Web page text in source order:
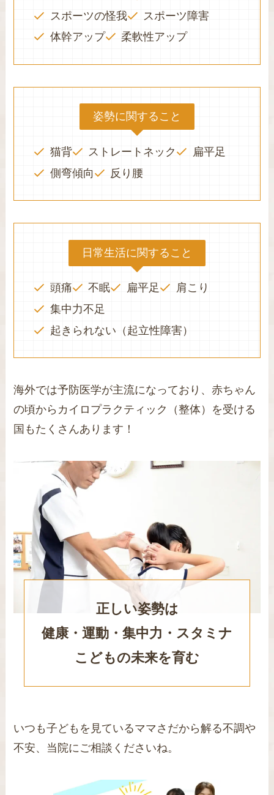
スポーツの怪我
スポーツ障害
体幹アップ
柔軟性アップ
姿勢に関すること
猫背 ストレートネック
扁平足
側弯傾向
反り腰
日常生活に関すること
頭痛 不眠 扁平足
肩こり
集中力不足
起きられない（起立性障害）
海外では予防医学が主流になっており、赤ちゃん
の頃からカイロプラクティック（整体）を受ける
国もたくさんあります！
正しい姿勢は
健康・運動・集中力・スタミナ
こどもの未来を育む
いつも子どもを見ているママさだから解る不調や
不安、当院にご相談くださいね。